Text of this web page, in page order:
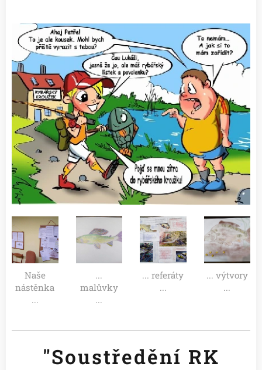
Naše
nástěnka
...
...
malůvky
...
... referáty
...
... výtvory
...
"Soustředění RK